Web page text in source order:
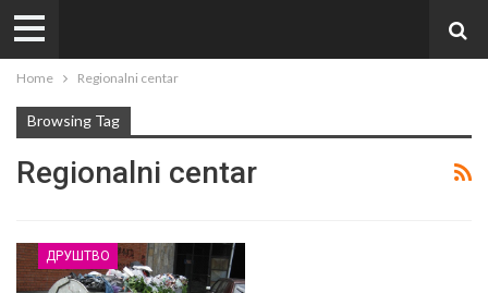
Home Regionalni centar
Browsing Tag
Regionalni centar
ДРУШТВО